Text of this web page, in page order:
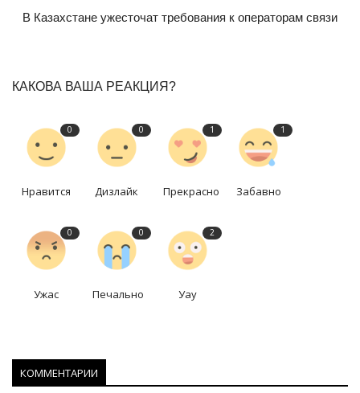
В Казахстане ужесточат требования к операторам связи
КАКОВА ВАША РЕАКЦИЯ?
0
Нравится
0
Дизлайк
1
Прекрасно
1
Забавно
0
Ужас
0
Печально
2
Уау
КОММЕНТАРИИ